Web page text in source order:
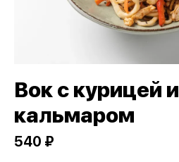
Вок с курицей и
кальмаром
540 ₽